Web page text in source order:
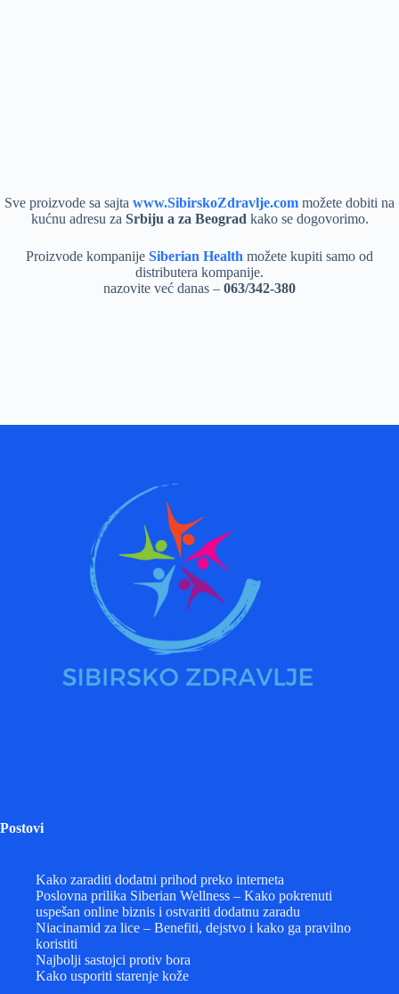
Sve proizvode sa sajta www.SibirskoZdravlje.com možete dobiti na
kućnu adresu za Srbiju a za Beograd kako se dogovorimo.
Proizvode kompanije Siberian Health možete kupiti samo od
distributera kompanije.
nazovite već danas – 063/342-380
Postovi
Kako zaraditi dodatni prihod preko interneta
Poslovna prilika Siberian Wellness – Kako pokrenuti
uspešan online biznis i ostvariti dodatnu zaradu
Niacinamid za lice – Benefiti, dejstvo i kako ga pravilno
koristiti
Najbolji sastojci protiv bora
Kako usporiti starenje kože